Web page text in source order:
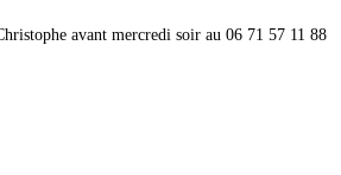
avant mercredi soir au 06 71 57 11 88